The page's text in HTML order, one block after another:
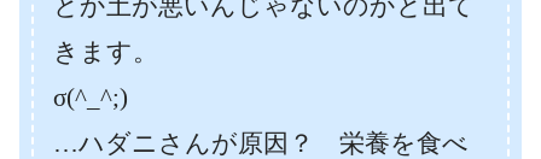
とか土が悪いんじゃないのかと出て
きます。
σ(^_^;)
…ハダニさんが原因？ 栄養を食べ